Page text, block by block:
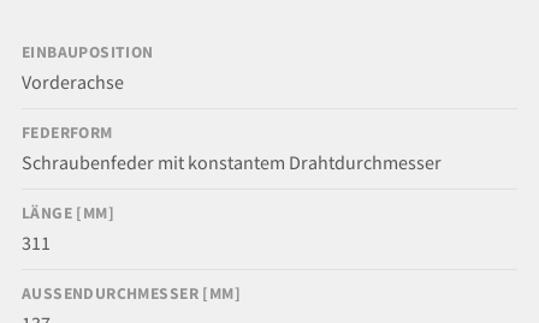
EINBAUPOSITION
Vorderachse
FEDERFORM
Schraubenfeder mit konstantem Drahtdurchmesser
LÄNGE [MM]
311
AUSSENDURCHMESSER [MM]